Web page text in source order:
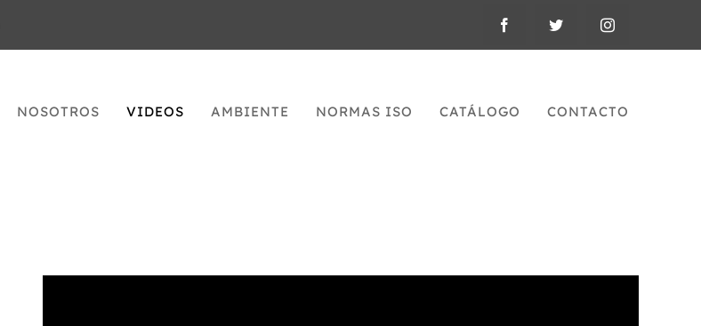
NOSOTROS VIDEOS AMBIENTE NORMAS ISO CATÁLOGO CONTACTO